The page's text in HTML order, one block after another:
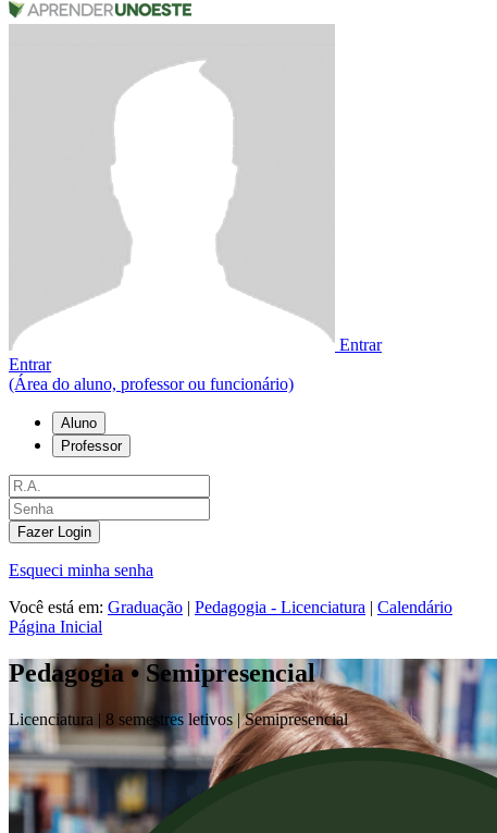
Entrar
Entrar
(Área do aluno, professor ou funcionário)
Aluno
Professor
Fazer Login
Esqueci minha senha
Você está em: Graduação | Pedagogia - Licenciatura | Calendário
Página Inicial
Pedagogia • Semipresencial
Licenciatura | 8 semestres letivos |Semipresencial